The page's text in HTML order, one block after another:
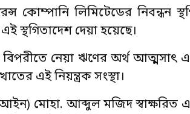
কোম্পানি লিমিটেডের নিবন্ধন
দেয়া হয়েছে।
নেয়া ঋণের অর্থ আত্মসাৎ
এই নিয়ন্ত্রক সংস্থা।
মোহা. আব্দুল মজিদ স্বাক্ষরিত এ